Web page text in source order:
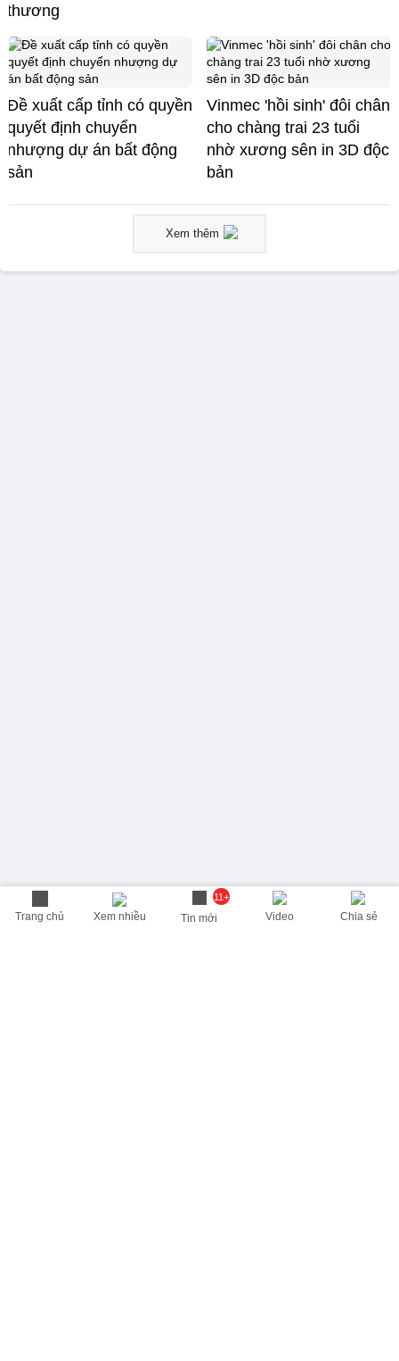
Trang chủ Xem nhiều
11+
Tin mới Video Chia sẻ
thương
Đề xuất cấp tỉnh có quyền
quyết định chuyển
nhượng dự án bất động
sản
Vinmec 'hồi sinh' đôi chân
cho chàng trai 23 tuổi
nhờ xương sên in 3D độc
bản
Xem thêm